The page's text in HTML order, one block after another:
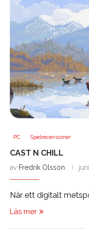
PC Spelrecensioner
CAST N CHILL
av Fredrik Olsson
När ett digitalt
Läs mer